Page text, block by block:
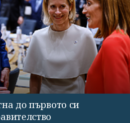
до първото си